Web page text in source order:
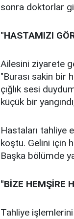
sonra doktorlar
"HASTAMIZI
Ailesini ziyarete
"Burası sakin bir
çığlık sesi
küçük bir
Hastaları tahliye
koştu. Gelini için
Başka bölümde
"BİZE HEMŞİRE
Tahliye